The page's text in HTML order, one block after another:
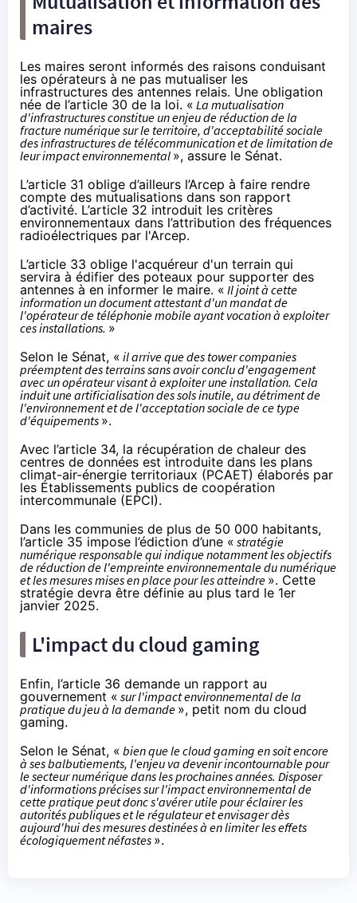
maires
Les maires seront informés des raisons conduisant
les opérateurs à ne pas mutualiser les
infrastructures des antennes relais. Une obligation
née de l’article 30 de la loi. « La mutualisation
d'infrastructures constitue un enjeu de réduction de la
fracture numérique sur le territoire, d'acceptabilité sociale
des infrastructures de télécommunication et de limitation de
leur impact environnemental », assure le Sénat.
L’article 31 oblige d’ailleurs l’Arcep à faire rendre
compte des mutualisations dans son rapport
d’activité. L’article 32 introduit les critères
environnementaux dans l’attribution des fréquences
radioélectriques par l'Arcep.
L’article 33 oblige l'acquéreur d'un terrain qui
servira à édifier des poteaux pour supporter des
antennes à en informer le maire. « Il joint à cette
information un document attestant d'un mandat de
l'opérateur de téléphonie mobile ayant vocation à exploiter
ces installations. »
Selon le Sénat, « il arrive que des tower companies
préemptent des terrains sans avoir conclu d'engagement
avec un opérateur visant à exploiter une installation. Cela
induit une artificialisation des sols inutile, au détriment de
l'environnement et de l'acceptation sociale de ce type
d'équipements ».
Avec l’article 34, la récupération de chaleur des
centres de données est introduite dans les plans
climat-air-énergie territoriaux (PCAET) élaborés par
les Établissements publics de coopération
intercommunale (EPCI).
Dans les communies de plus de 50 000 habitants,
l’article 35 impose l’édiction d’une « stratégie
numérique responsable qui indique notamment les objectifs
de réduction de l'empreinte environnementale du numérique
et les mesures mises en place pour les atteindre ». Cette
stratégie devra être définie au plus tard le 1er
janvier 2025.
L'impact du cloud gaming
Enfin, l’article 36 demande un rapport au
gouvernement « sur l'impact environnemental de la
pratique du jeu à la demande », petit nom du cloud
gaming.
Selon le Sénat, « bien que le cloud gaming en soit encore
à ses balbutiements, l'enjeu va devenir incontournable pour
le secteur numérique dans les prochaines années. Disposer
d'informations précises sur l'impact environnemental de
cette pratique peut donc s'avérer utile pour éclairer les
autorités publiques et le régulateur et envisager dès
aujourd'hui des mesures destinées à en limiter les effets
écologiquement néfastes ».